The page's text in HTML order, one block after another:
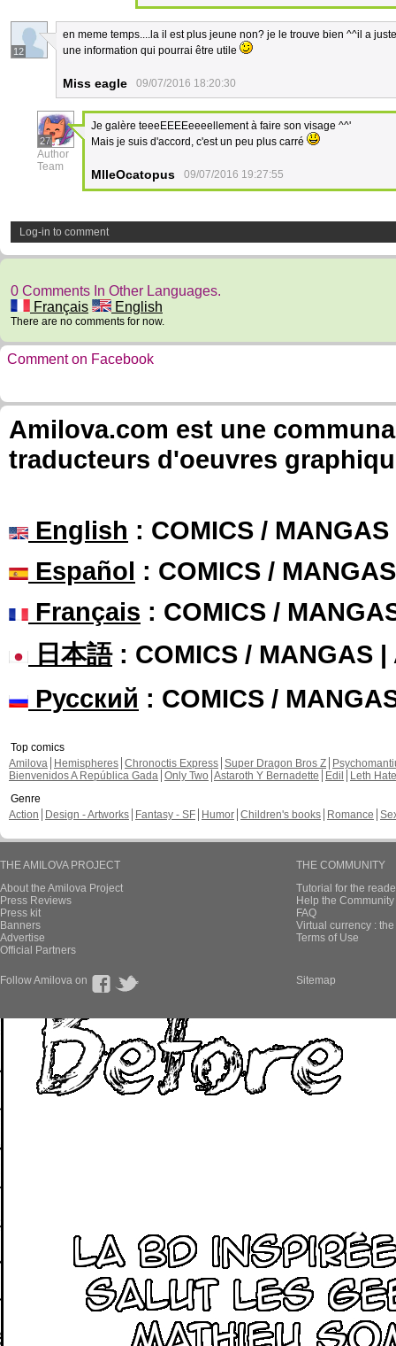
12
en meme temps....la il est plus jeune non? je le trouve bien ^^il a
une information qui pourrai être utile
Miss eagle 09/07/2016 18:20:30
27
Author
Team
Je galère teeeEEEEeeeellement à faire son visage ^^'
Mais je suis d'accord, c'est un peu plus carré
MlleOcatopus 09/07/2016 19:27:55
Log-in to comment
0 Comments In Other Languages.
Français
English
There are no comments for now.
Comment on Facebook
Amilova.com est une
traducteurs d'oeuvres
English : COMICS /
Español : COMICS /
Français : COMICS /
日本語: COMICS / MANGAS |
Русский : COMICS /
Top comics
Amilova
Hemispheres Chronoctis Express Super Dragon Bros Z
Bienvenidos A República Gada Only Two Astaroth Y Bernadette Edil
Leth Hate
Genre
Action
Design - Artworks Fantasy - SF Humor Children's books Romance
THE AMILOVA PROJECT
About the Amilova Project
Press Reviews
Press kit
Banners
Advertise
Official Partners
THE COMMUNITY
Tutorial for the
Help the
FAQ
Virtual currency :
Terms of Use
Follow Amilova on Sitemap